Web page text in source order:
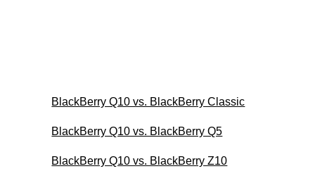
BlackBerry Q10 vs. BlackBerry Classic
BlackBerry Q10 vs. BlackBerry Q5
BlackBerry Q10 vs. BlackBerry Z10